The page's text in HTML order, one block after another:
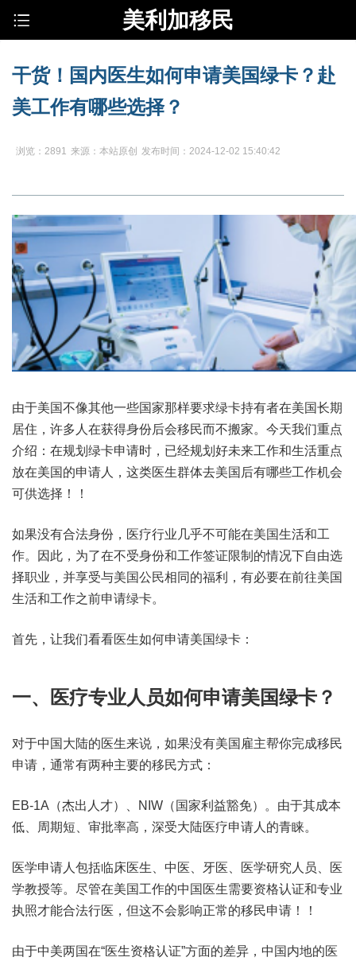
美利加移民
干货！国内医生如何申请美国绿卡？赴
美工作有哪些选择？
浏览：2891 来源：本站原创 发布时间：2024-12-02 15:40:42
由于美国不像其他一些国家那样要求绿卡持有者在美国长期
居住，许多人在获得身份后会移民而不搬家。今天我们重点
介绍：在规划绿卡申请时，已经规划好未来工作和生活重点
放在美国的申请人，这类医生群体去美国后有哪些工作机会
可供选择！！
如果没有合法身份，医疗行业几乎不可能在美国生活和工
作。因此，为了在不受身份和工作签证限制的情况下自由选
择职业，并享受与美国公民相同的福利，有必要在前往美国
生活和工作之前申请绿卡。
首先，让我们看看医生如何申请美国绿卡：
一、医疗专业人员如何申请美国绿卡？
对于中国大陆的医生来说，如果没有美国雇主帮你完成移民
申请，通常有两种主要的移民方式：
EB-1A（杰出人才）、NIW（国家利益豁免）。由于其成本
低、周期短、审批率高，深受大陆医疗申请人的青睐。
医学申请人包括临床医生、中医、牙医、医学研究人员、医
学教授等。尽管在美国工作的中国医生需要资格认证和专业
执照才能合法行医，但这不会影响正常的移民申请！！
由于中美两国在“医生资格认证”方面的差异，中国内地的医